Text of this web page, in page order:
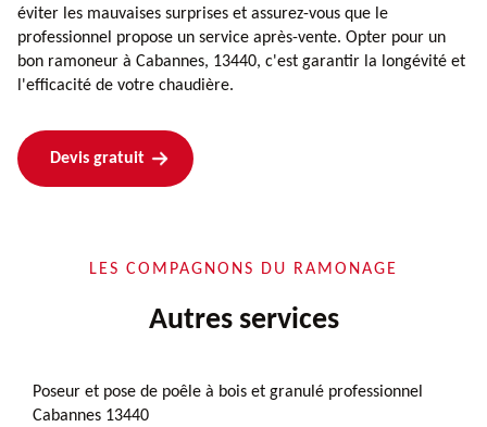
éviter les mauvaises surprises et assurez-vous que le
professionnel propose un service après-vente. Opter pour un
bon ramoneur à Cabannes, 13440, c'est garantir la longévité et
l'efficacité de votre chaudière.
Devis gratuit
LES COMPAGNONS DU RAMONAGE
Autres services
Poseur et pose de poêle à bois et granulé professionnel
Cabannes 13440